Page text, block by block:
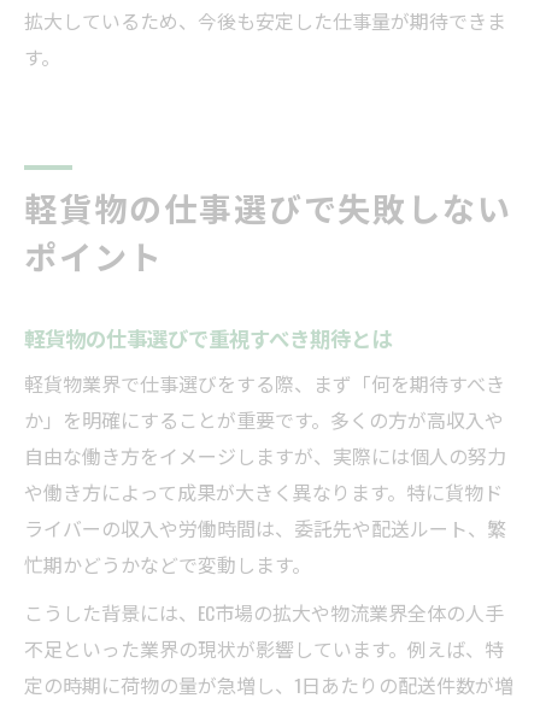
拡大しているため、今後も安定した仕事量が期待できま
す。
軽貨物の仕事選びで失敗しない
ポイント
軽貨物の仕事選びで重視すべき期待とは
軽貨物業界で仕事選びをする際、まず「何を期待すべき
か」を明確にすることが重要です。多くの方が高収入や
自由な働き方をイメージしますが、実際には個人の努力
や働き方によって成果が大きく異なります。特に貨物ド
ライバーの収入や労働時間は、委託先や配送ルート、繁
忙期かどうかなどで変動します。
こうした背景には、EC市場の拡大や物流業界全体の人手
不足といった業界の現状が影響しています。例えば、特
定の時期に荷物の量が急増し、1日あたりの配送件数が増